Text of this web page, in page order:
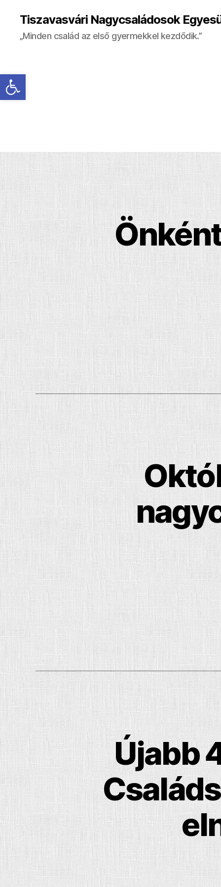
Eszköztár megnyitása
Tiszavasvári Nagycsaládosok
„Minden család az első gyermekkel kezdődik.”
Újabb